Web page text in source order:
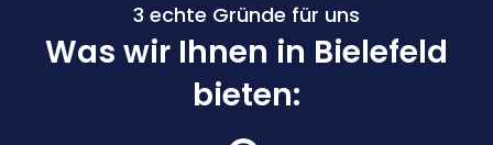
3 echte Gründe für uns
Was wir Ihnen in Bielefeld
bieten: